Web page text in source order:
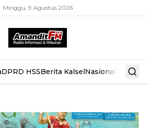
Minggu, 9 Agustus 2026
DPRD HSSBerita KalselNasional Hiburan